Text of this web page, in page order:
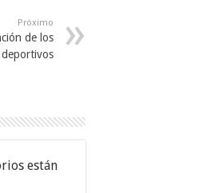
Próximo
de los
deportivos
están